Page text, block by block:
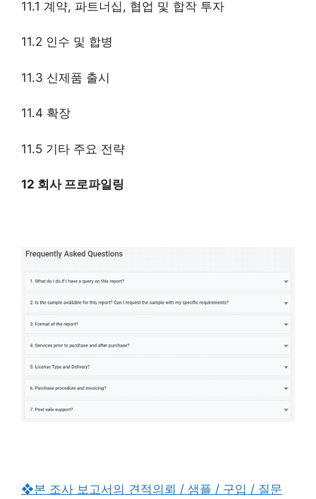
11.1 계약, 파트너십, 협업 및 합작 투자
11.2 인수 및 합병
11.3 신제품 출시
11.4 확장
11.5 기타 주요 전략
12 회사 프로파일링
❖본 조사 보고서의 견적의뢰 / 샘플 / 구입 / 질문